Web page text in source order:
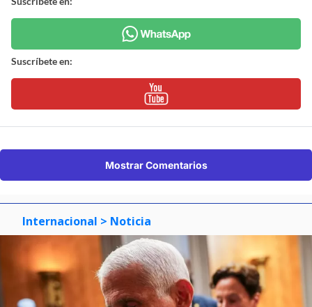
Suscríbete en:
Mostrar Comentarios
Internacional > Noticia